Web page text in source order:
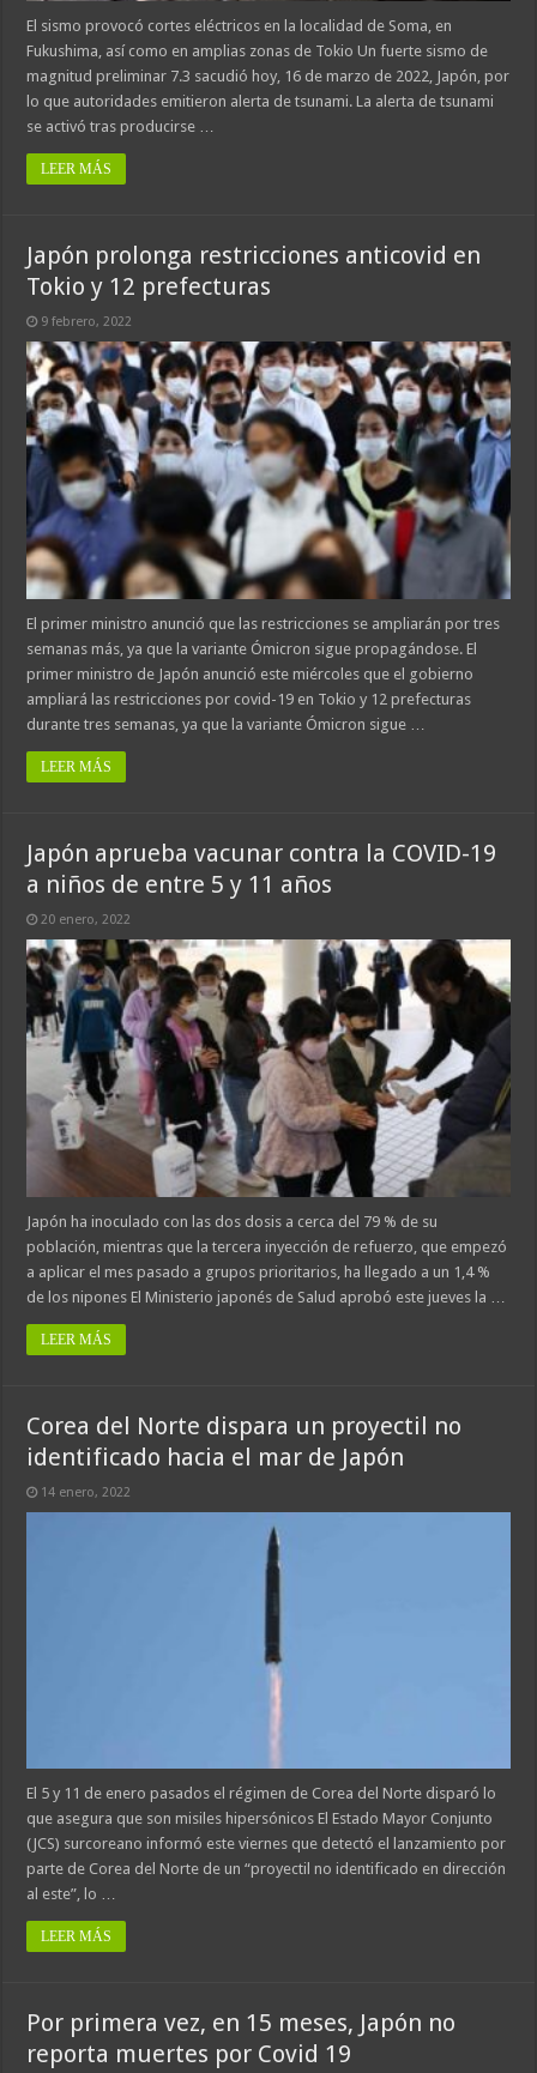
El sismo provocó cortes eléctricos en la localidad de Soma, en
Fukushima, así como en amplias zonas de Tokio Un fuerte sismo de
magnitud preliminar 7.3 sacudió hoy, 16 de marzo de 2022, Japón, por
lo que autoridades emitieron alerta de tsunami. La alerta de tsunami
se activó tras producirse …
LEER MÁS
Japón prolonga restricciones anticovid en
Tokio y 12 prefecturas
9 febrero, 2022
El primer ministro anunció que las restricciones se ampliarán por tres
semanas más, ya que la variante Ómicron sigue propagándose. El
primer ministro de Japón anunció este miércoles que el gobierno
ampliará las restricciones por covid-19 en Tokio y 12 prefecturas
durante tres semanas, ya que la variante Ómicron sigue …
LEER MÁS
Japón aprueba vacunar contra la COVID-19
a niños de entre 5 y 11 años
20 enero, 2022
Japón ha inoculado con las dos dosis a cerca del 79 % de su
población, mientras que la tercera inyección de refuerzo, que empezó
a aplicar el mes pasado a grupos prioritarios, ha llegado a un 1,4 %
de los nipones El Ministerio japonés de Salud aprobó este jueves la …
LEER MÁS
Corea del Norte dispara un proyectil no
identificado hacia el mar de Japón
14 enero, 2022
El 5 y 11 de enero pasados el régimen de Corea del Norte disparó lo
que asegura que son misiles hipersónicos El Estado Mayor Conjunto
(JCS) surcoreano informó este viernes que detectó el lanzamiento por
parte de Corea del Norte de un “proyectil no identificado en dirección
al este”, lo …
LEER MÁS
Por primera vez, en 15 meses, Japón no
reporta muertes por Covid 19